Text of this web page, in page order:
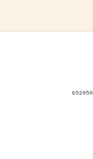
652050